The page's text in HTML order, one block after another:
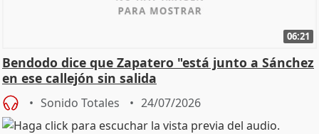
06:21
Bendodo dice que Zapatero "está junto a Sánchez
en ese callejón sin salida
Sonido Totales 24/07/2026